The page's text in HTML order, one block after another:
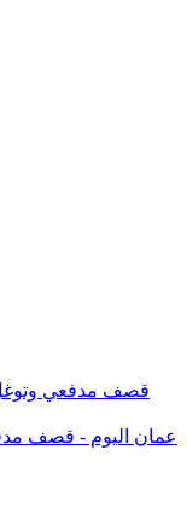
قصف مدفعي وتوغل